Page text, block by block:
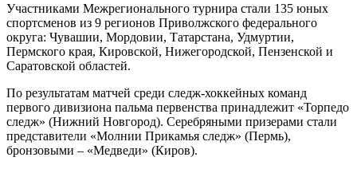
Участниками Межрегионального турнира стали 135 юных
спортсменов из 9 регионов Приволжского федерального
округа: Чувашии, Мордовии, Татарстана, Удмуртии,
Пермского края, Кировской, Нижегородской, Пензенской и
Саратовской областей.
По результатам матчей среди следж-хоккейных команд
первого дивизиона пальма первенства принадлежит «Торпедо
следж» (Нижний Новгород). Серебряными призерами стали
представители «Молнии Прикамья следж» (Пермь),
бронзовыми – «Медведи» (Киров).